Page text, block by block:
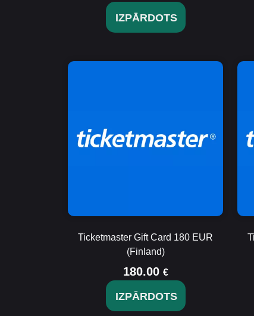
IZPĀRDOTS
Ticketmaster Gift Card 180 EUR
(Finland)
180.00 €
IZPĀRDOTS